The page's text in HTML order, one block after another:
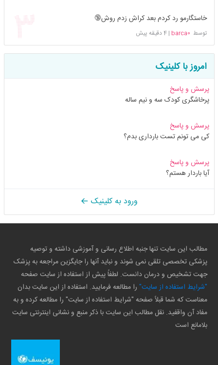
خاستگارمو رد کردم بعد کراش زدم روش🔞
توسط barca0
|4 دقیقه پیش
امروز با کلینیک
پرسش و پاسخ
پرخاشگری کودک سه و نیم ساله
پرسش و پاسخ
کی می تونم تست بارداری بدم؟
پرسش و پاسخ
آیا باردار هستم؟
ورود به کلینیک
مطالب این سایت تنها جنبه اطلاع رسانی و آموزشی داشته و توصیه
پزشکی تخصصی تلقی نمی شوند و نباید آنها را جایگزین مراجعه به پزشک
جهت تشخیص و درمان دانست. لطفاً پیش از استفاده از سایت صفحه
"شرایط استفاده از سایت" را مطالعه فرمایید. استفاده از این سایت بدان
معناست که شما قبلاً صفحه "شرایط استفاده از سایت" را مطالعه کرده و به
مفاد آن واقفید. نقل مطالب این سایت با ذکر منبع و نشانی اینترنتی سایت
بلامانع است